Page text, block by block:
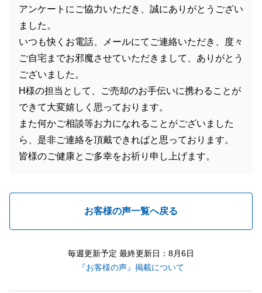
アンケートにご協力いただき、誠にありがとうござい
ました。
いつも快くお電話、メールにてご連絡いただき、度々
ご自宅までお邪魔させていただきまして、ありがとう
ございました。
H様の担当として、ご売却のお手伝いに携わることが
できて大変嬉しく思っております。
また何かご相談等お力になれることがございました
ら、是非ご連絡を頂戴できればと思っております。
皆様のご健康とご多幸をお祈り申し上げます。
お客様の声一覧へ戻る
毎週更新予定 最終更新日：8月6日
『お客様の声』掲載について